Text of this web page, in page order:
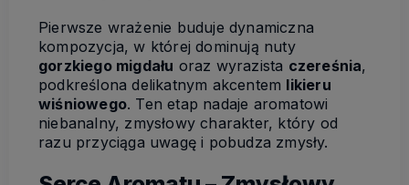
Pierwsze wrażenie buduje dynamiczna
kompozycja, w której dominują nuty
gorzkiego migdału oraz wyrazista czereśnia,
podkreślona delikatnym akcentem likieru
wiśniowego. Ten etap nadaje aromatowi
niebanalny, zmysłowy charakter, który od
razu przyciąga uwagę i pobudza zmysły.